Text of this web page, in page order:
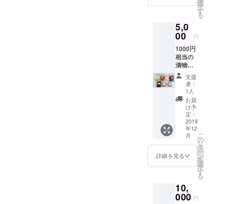
社会的、経
支援するこ
とを目的に
運営してい
ます。
選
択
す
る
5,0
00 円
1000円
相当の
漬物
セット
とお礼
の手紙
をお届
けいた
しま
す。
支援
者：
1人
お届
け予
定：
2019
年12
月
詳細を見る
こ
の
リ
タ
ー
ン
を
選
択
す
る
10,
000 円